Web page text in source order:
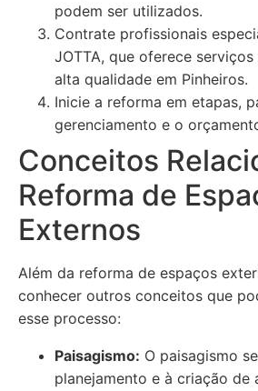
podem ser utilizados.
Contrate profissionais
JOTTA, que oferece
alta qualidade em Pinheiros.
Inicie a reforma em etapas,
gerenciamento e o
Conceitos
Reforma de
Externos
Além da reforma de espaços
conhecer outros conceitos que
esse processo:
Paisagismo: O paisagismo
planejamento e à criação de